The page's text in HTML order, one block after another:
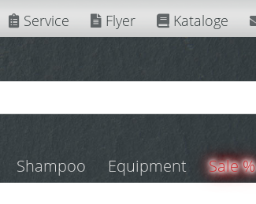
Service Flyer Kataloge
Shampoo Equipment Sale %